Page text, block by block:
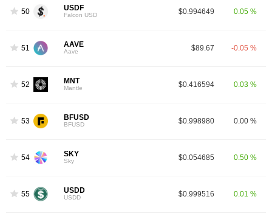
50 USDF
Falcon USD $0.994649 0.05 %
51 AAVE
Aave $89.67 -0.05 %
52 MNT
Mantle $0.416594 0.03 %
53 BFUSD
BFUSD $0.998980 0.00 %
54 SKY
Sky $0.054685 0.50 %
55 USDD
USDD $0.999516 0.01 %